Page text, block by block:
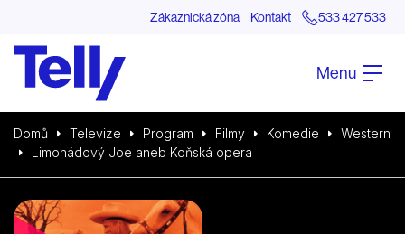
Zákaznická zóna Kontakt 533 427 533
Menu
Domů Televize Program Filmy Komedie
Western
Limonádový Joe aneb Koňská opera